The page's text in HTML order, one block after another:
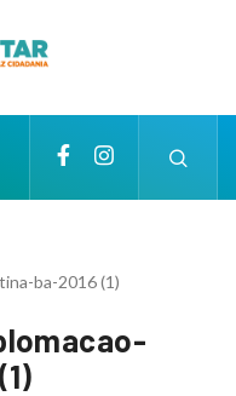
ba-2016 (1)